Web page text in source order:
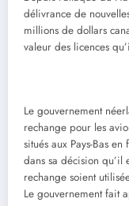
délivrance de
millions de dollars
valeur des licences
Le gouvernement
rechange pour les
situés aux Pays-Bas
dans sa décision qu’il
rechange soient
Le gouvernement fait